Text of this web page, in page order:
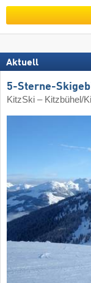
Aktuell
5-Sterne-
KitzSki – Kitzbühel/​